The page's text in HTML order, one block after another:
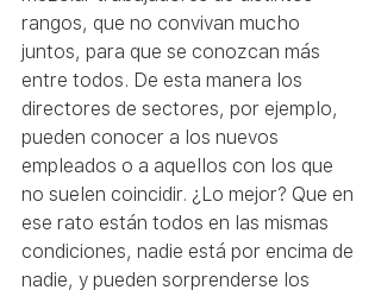
rangos, que no convivan mucho
juntos, para que se conozcan más
entre todos. De esta manera los
directores de sectores, por ejemplo,
pueden conocer a los nuevos
empleados o a aquellos con los que
no suelen coincidir. ¿Lo mejor? Que en
ese rato están todos en las mismas
condiciones, nadie está por encima de
nadie, y pueden sorprenderse los